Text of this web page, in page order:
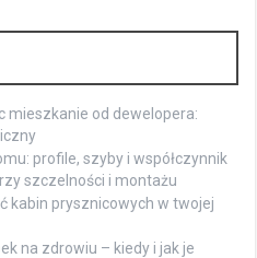
mieszkanie od dewelopera:
profile, szyby i współczynnik
szczelności i montażu
kabin prysznicowych w twojej
na zdrowiu – kiedy i jak je